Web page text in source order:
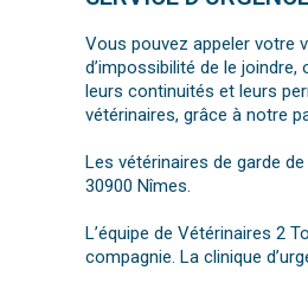
Vous pouvez appeler votre
d’impossibilité de le
leurs continuités et leurs
vétérinaires, grâce à notre
Les vétérinaires de garde
30900 Nîmes.
L’équipe de Vétérinaires 2
compagnie. La clinique